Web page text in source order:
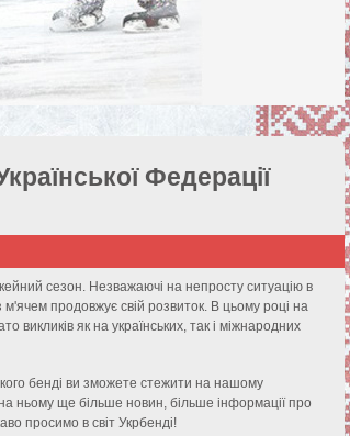
Федерації
сезон. Незважаючі на непросту ситуацію в
м'ячем продовжує свій розвиток. В цьому році на
викликів як на українських, так і міжнародних
бенді ви зможете стежити на нашому
ньому ще більше новин, більше інформації про
просимо в світ Укрбенді!